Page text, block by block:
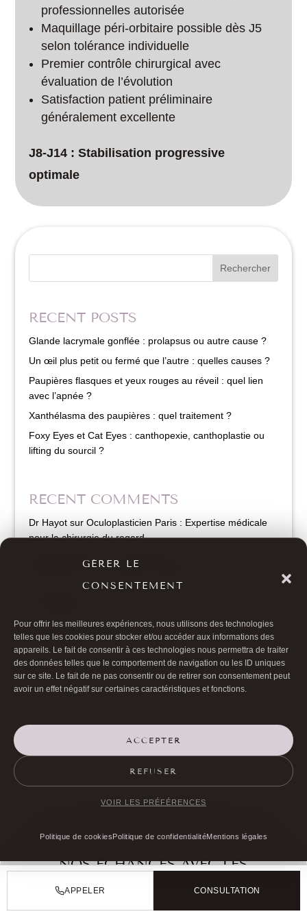
GÉRER LE
CONSENTEMENT
Pour offrir les meilleures expériences, nous utilisons des technologies
telles que les cookies pour stocker et/ou accéder aux informations des
appareils. Le fait de consentir à ces technologies nous permettra de traiter
des données telles que le comportement de navigation ou les ID uniques
sur ce site. Le fait de ne pas consentir ou de retirer son consentement peut
avoir un effet négatif sur certaines caractéristiques et fonctions.
ACCEPTER
REFUSER
VOIR LES PRÉFÉRENCES
Politique de cookiesPolitique de confidentialitéMentions légales
professionnelles autorisée
Maquillage péri-orbitaire possible dès J5
selon tolérance individuelle
Premier contrôle chirurgical avec
évaluation de l’évolution
Satisfaction patient préliminaire
généralement excellente
J8-J14 : Stabilisation progressive
optimale
Rechercher
RECENT POSTS
Glande lacrymale gonflée : prolapsus ou autre cause ?
Un œil plus petit ou fermé que l’autre : quelles causes ?
Paupières flasques et yeux rouges au réveil : quel lien
avec l’apnée ?
Xanthélasma des paupières : quel traitement ?
Foxy Eyes et Cat Eyes : canthopexie, canthoplastie ou
lifting du sourcil ?
RECENT COMMENTS
Dr Hayot surOculoplasticien Paris : Expertise médicale
pour la chirurgie du regard
Philippe Boadasur
surCernes : causes et corrections par
Claeys SarahsurCernes : causes et corrections par
l’oculoplastie
Dr HayotsurMicro Injections de graisse
NOS ÉCHANGES AVEC LES
APPELER CONSULTATION